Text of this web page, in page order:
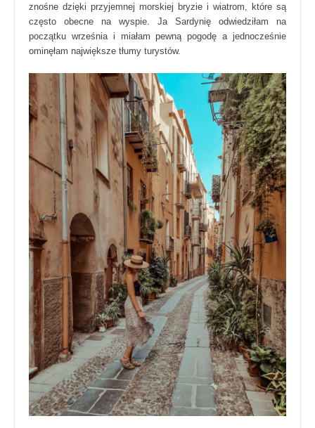
znośne dzięki przyjemnej morskiej bryzie i wiatrom, które są
często obecne na wyspie. Ja Sardynię odwiedziłam na
początku września i miałam pewną pogodę a jednocześnie
ominęłam największe tłumy turystów.